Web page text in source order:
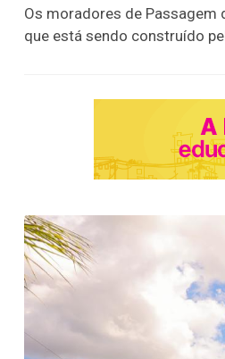
Os moradores de Passagem
que está sendo construído